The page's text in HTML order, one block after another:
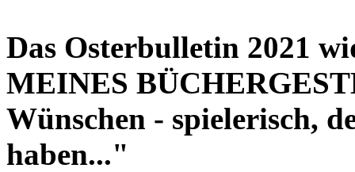
Das Osterbulletin 2021
MEINES
Wünschen - spielerisch,
haben..."